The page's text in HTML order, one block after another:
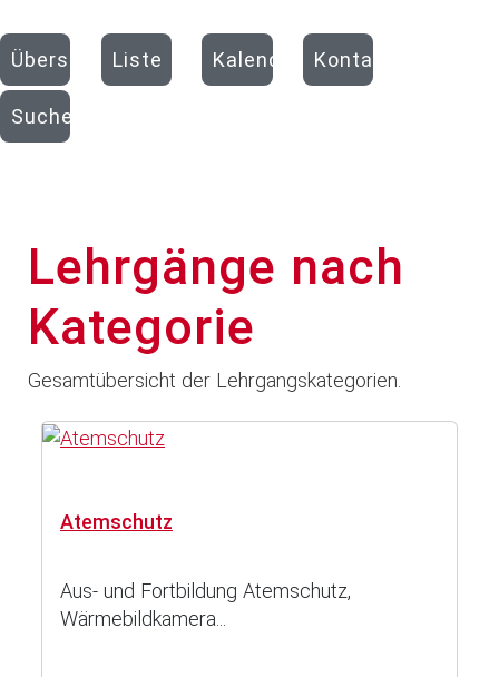
Übersicht Liste Kalender Kontakte
Suchen
Lehrgänge nach
Kategorie
Gesamtübersicht der Lehrgangskategorien.
Atemschutz
Aus- und Fortbildung Atemschutz,
Wärmebildkamera...